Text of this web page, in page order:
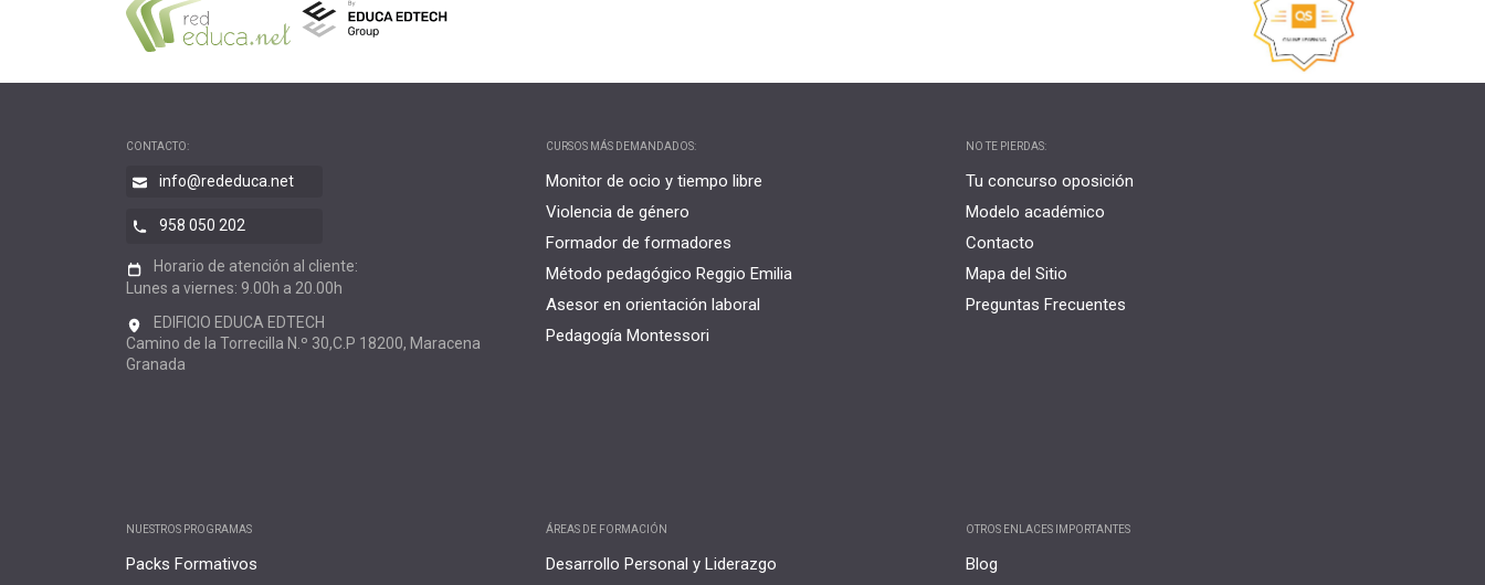
CONTACTO:
info@rededuca.net
958 050 202
Horario de atención al cliente:
Lunes a viernes: 9.00h a 20.00h
EDIFICIO EDUCA EDTECH
Camino de la Torrecilla N.º 30,C.P 18200, Maracena
Granada
CURSOS MÁS DEMANDADOS:
Monitor de ocio y tiempo libre
Violencia de género
Formador de formadores
Método pedagógico Reggio Emilia
Asesor en orientación laboral
Pedagogía Montessori
NO TE PIERDAS:
Tu concurso oposición
Modelo académico
Contacto
Mapa del Sitio
Preguntas Frecuentes
NUESTROS PROGRAMAS
Packs Formativos
ÁREAS DE FORMACIÓN
Desarrollo Personal y Liderazgo
OTROS ENLACES IMPORTANTES
Blog